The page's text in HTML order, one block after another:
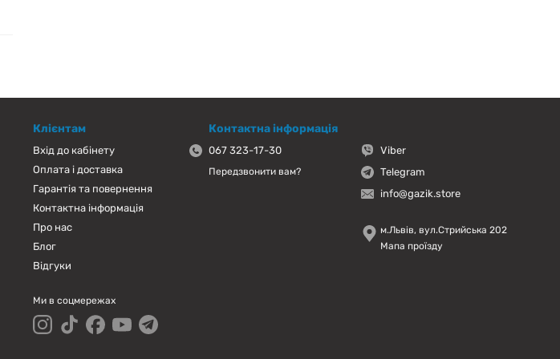
Клієнтам
Вхід до кабінету
Оплата і доставка
Гарантія та повернення
Контактна інформація
Про нас
Блог
Відгуки
Ми в соцмережах
Контактна інформація
067 323-17-30
Передзвонити вам?
Viber
Telegram
info@gazik.store
м.Львів, вул.Стрийська 202
Мапа проїзду